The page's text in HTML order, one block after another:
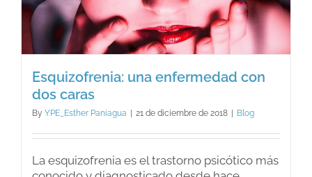
Esquizofrenia: una enfermedad con
dos caras
By YPE_Esther Paniagua 21 de diciembre de 2018 Blog
La esquizofrenia es el trastorno psicótico más